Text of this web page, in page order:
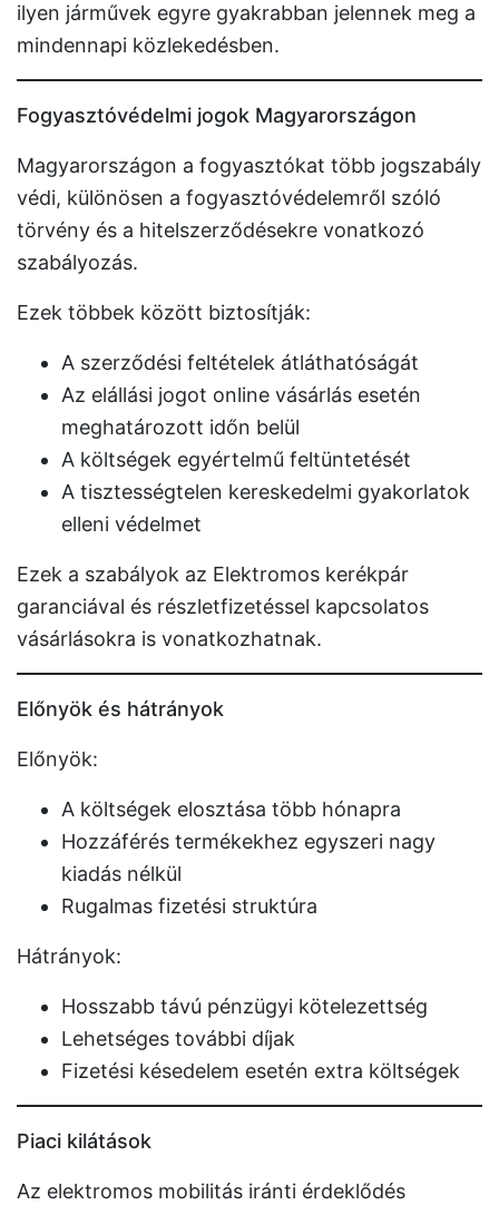
ilyen járművek egyre gyakrabban jelennek meg a
mindennapi közlekedésben.
Fogyasztóvédelmi jogok Magyarországon
Magyarországon a fogyasztókat több jogszabály
védi, különösen a fogyasztóvédelemről szóló
törvény és a hitelszerződésekre vonatkozó
szabályozás.
Ezek többek között biztosítják:
A szerződési feltételek átláthatóságát
Az elállási jogot online vásárlás esetén
meghatározott időn belül
A költségek egyértelmű feltüntetését
A tisztességtelen kereskedelmi gyakorlatok
elleni védelmet
Ezek a szabályok az Elektromos kerékpár
garanciával és részletfizetéssel kapcsolatos
vásárlásokra is vonatkozhatnak.
Előnyök és hátrányok
Előnyök:
A költségek elosztása több hónapra
Hozzáférés termékekhez egyszeri nagy
kiadás nélkül
Rugalmas fizetési struktúra
Hátrányok:
Hosszabb távú pénzügyi kötelezettség
Lehetséges további díjak
Fizetési késedelem esetén extra költségek
Piaci kilátások
Az elektromos mobilitás iránti érdeklődés